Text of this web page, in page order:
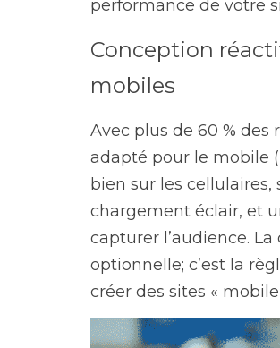
performance de votre
Conception
mobiles
Avec plus de 60 % des
adapté pour le mobile (
bien sur les
chargement éclair, et
capturer l’audience.
optionnelle; c’est la
créer des sites «